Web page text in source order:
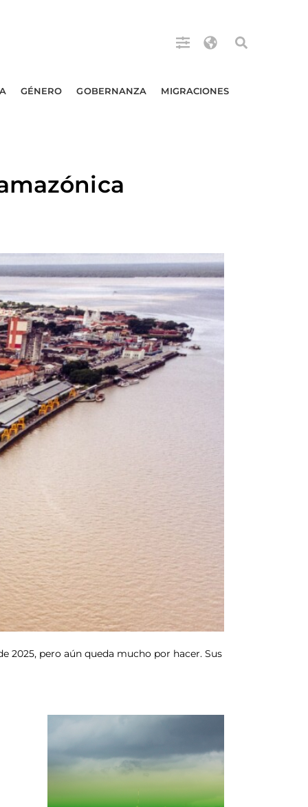
GÉNERO GOBERNANZA MIGRACIONES
2025, pero aún queda mucho por hacer. Sus